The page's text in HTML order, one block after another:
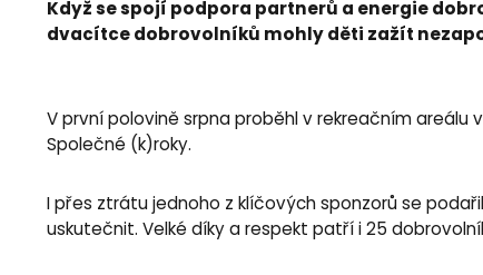
Když se spojí podpora partnerů a energie
dvacítce dobrovolníků mohly děti zažít
V první polovině srpna proběhl v rekreačním
Společné (k)roky.
I přes ztrátu jednoho z klíčových sponzorů se
uskutečnit. Velké díky a respekt patří i 25